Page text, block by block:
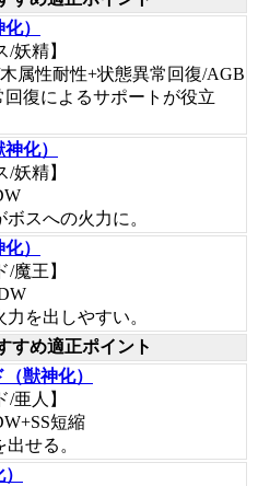
）
/妖精】
属性耐性+状態異常回復/AGB
復によるサポートが役立
化）
/妖精】
ボスへの火力に。
）
/魔王】
力を出しやすい。
すめ適正ポイント
獣神化）
/亜人】
短縮
せる。